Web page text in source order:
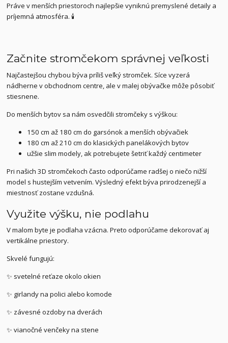
Práve v menších priestoroch najlepšie vyniknú premyslené detaily a
príjemná atmosféra. 🕯️
Začnite stromčekom správnej veľkosti
Najčastejšou chybou býva príliš veľký stromček. Síce vyzerá
nádherne v obchodnom centre, ale v malej obývačke môže pôsobiť
stiesnene.
Do menších bytov sa nám osvedčili stromčeky s výškou:
150 cm až 180 cm do garsónok a menších obývačiek
180 cm až 210 cm do klasických panelákových bytov
užšie slim modely, ak potrebujete šetriť každý centimeter
Pri našich 3D stromčekoch často odporúčame radšej o niečo nižší
model s hustejším vetvením. Výsledný efekt býva prirodzenejší a
miestnosť zostane vzdušná.
Využite výšku, nie podlahu
V malom byte je podlaha vzácna. Preto odporúčame dekorovať aj
vertikálne priestory.
Skvelé fungujú:
✨ svetelné reťaze okolo okien
✨ girlandy na polici alebo komode
✨ závesné ozdoby na dverách
✨ vianočné venčeky na stene